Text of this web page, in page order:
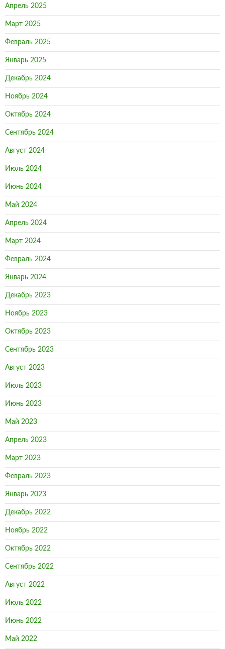
Апрель 2025
Март 2025
Февраль 2025
Январь 2025
Декабрь 2024
Ноябрь 2024
Октябрь 2024
Сентябрь 2024
Август 2024
Июль 2024
Июнь 2024
Май 2024
Апрель 2024
Март 2024
Февраль 2024
Январь 2024
Декабрь 2023
Ноябрь 2023
Октябрь 2023
Сентябрь 2023
Август 2023
Июль 2023
Июнь 2023
Май 2023
Апрель 2023
Март 2023
Февраль 2023
Январь 2023
Декабрь 2022
Ноябрь 2022
Октябрь 2022
Сентябрь 2022
Август 2022
Июль 2022
Июнь 2022
Май 2022